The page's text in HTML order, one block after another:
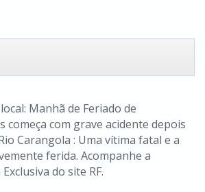
Manhã de Feriado de
começa com grave acidente depois
Carangola : Uma vítima fatal e a
ferida. Acompanhe a
do site RF.